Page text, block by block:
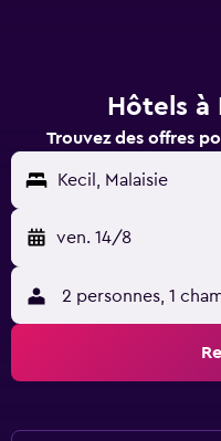
Hôtels à
Trouvez des offres
Kecil, Malaisie
ven. 14/8
2 personnes, 1